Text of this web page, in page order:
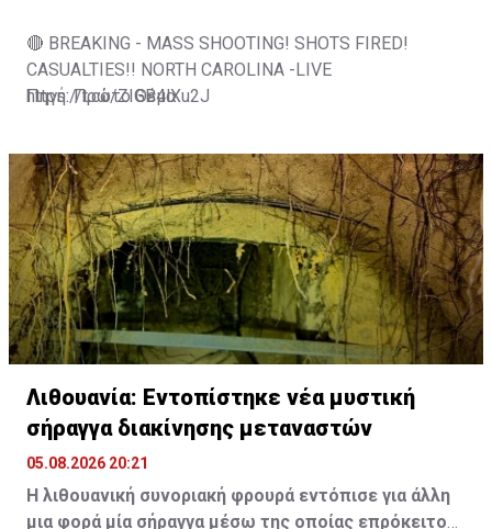
🔴 BREAKING - MASS SHOOTING! SHOTS FIRED!
CASUALTIES!! NORTH CAROLINA -LIVE
https://t.co/ZIGB4lXu2J
Πηγή: Πρώτο Θέμα
Λιθουανία: Εντοπίστηκε νέα μυστική
σήραγγα διακίνησης μεταναστών
05.08.2026 20:21
Η λιθουανική συνοριακή φρουρά εντόπισε για άλλη
μια φορά μία σήραγγα μέσω της οποίας επρόκειτο